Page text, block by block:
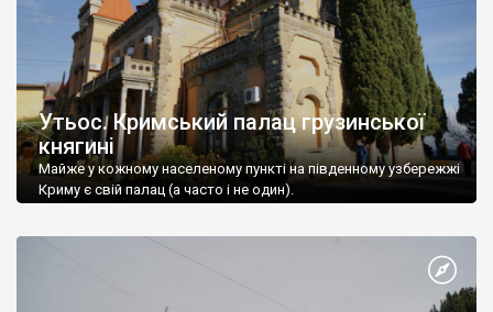
Утьос. Кримський палац грузинської
княгині
Майже у кожному населеному пункті на південному узбережжі
Криму є свій палац (а часто і не один).